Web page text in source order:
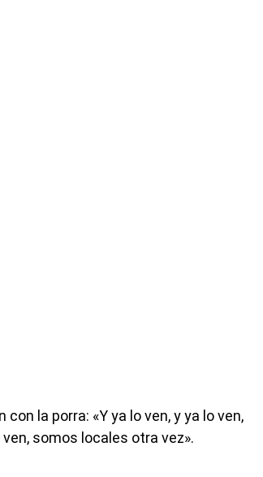
la porra: «Y ya lo ven, y ya lo ven,
somos locales otra vez».